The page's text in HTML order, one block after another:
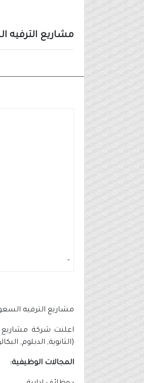
مشاريع الترفيه
-
مشاريع الترفيه
(الثانوية, الدبلوم,
المجالات الوظيفية: